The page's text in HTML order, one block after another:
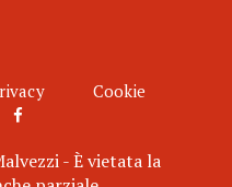
Cookie
- È vietata la